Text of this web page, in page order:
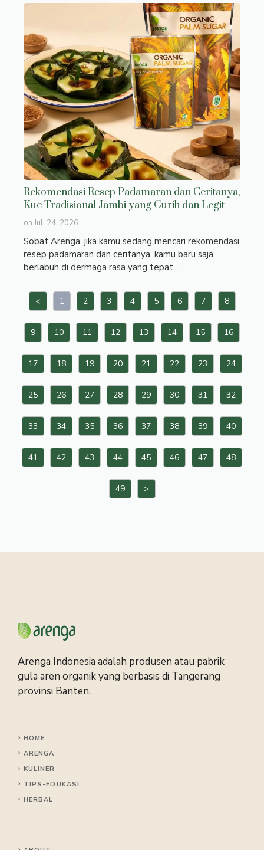
Rekomendasi Resep Padamaran dan Ceritanya,
Kue Tradisional Jambi yang Gurih dan Legit
on Juli 24, 2026
Sobat Arenga, jika kamu sedang mencari rekomendasi
resep padamaran dan ceritanya, kamu baru saja
berlabuh di dermaga rasa yang tepat....
< 1 2 3 4 5 6 7 8
9 10 11 12 13 14 15 16
17 18 19 20 21 22 23 24
25 26 27 28 29 30 31 32
33 34 35 36 37 38 39 40
41 42 43 44 45 46 47 48
49 >
Arenga Indonesia adalah produsen atau pabrik
gula aren organik yang berbasis di Tangerang
provinsi Banten.
HOME
ARENGA
KULINER
TIPS -EDUKASI
HERBAL